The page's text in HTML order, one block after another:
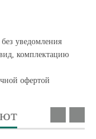
уведомления
комплектацию
офертой